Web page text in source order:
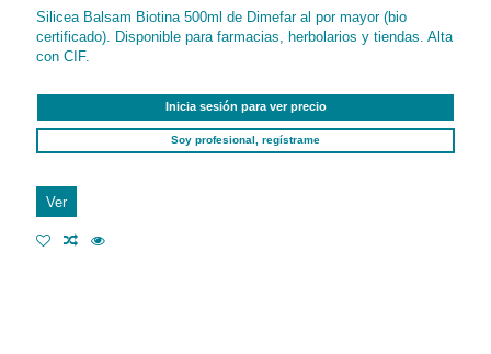
Silicea Balsam Biotina 500ml de Dimefar al por mayor (bio
certificado). Disponible para farmacias, herbolarios y tiendas. Alta
con CIF.
Inicia sesión para ver precio
Soy profesional, regístrame
Ver